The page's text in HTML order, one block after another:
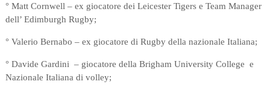
° Matt Cornwell – ex giocatore dei Leicester Tigers e Team Manager
dell’ Edimburgh Rugby;
° Valerio Bernabo – ex giocatore di Rugby della nazionale Italiana;
° Davide Gardini – giocatore della Brigham University College e
Nazionale Italiana di volley;